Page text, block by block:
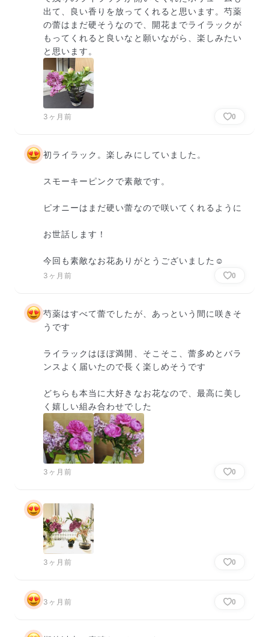
出て、良い香りを放ってくれると思います。芍薬
の蕾はまだ硬そうなので、開花までライラックが
もってくれると良いなと願いながら、楽しみたい
と思います。
3ヶ月前 0
初ライラック。楽しみにしていました。
スモーキーピンクで素敵です。
ピオニーはまだ硬い蕾なので咲いてくれるように
お世話します！
今回も素敵なお花ありがとうございました☺️
3ヶ月前 0
芍薬はすべて蕾でしたが、あっという間に咲きそ
うです
ライラックはほぼ満開、そこそこ、蕾多めとバラ
ンスよく届いたので長く楽しめそうです
どちらも本当に大好きなお花なので、最高に美し
く嬉しい組み合わせでした
3ヶ月前 0
3ヶ月前 0
3ヶ月前 0